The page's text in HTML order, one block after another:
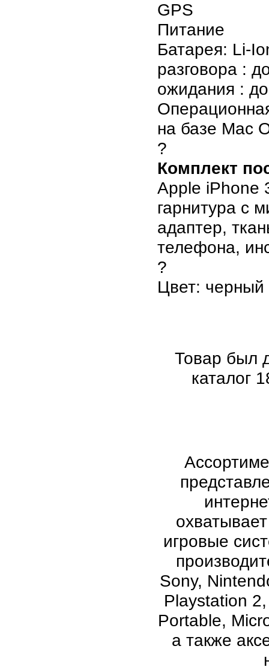
GPS
Питание
Батарея: Li-
разговора :
ожидания :
на базе Mac
?
Комплект
Apple iPhone
гарнитура с
адаптер,
телефона,
?
Цвет: черный
Товар был
каталог
игровые
Sony,
Playstation
Portable,
а также